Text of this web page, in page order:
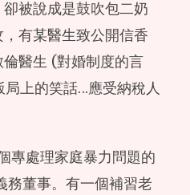
被說成是鼓吹包二奶
有某醫生致公開信香
醫生 (對婚制度的言
上的笑話…應受納稅人
專處理家庭暴力問題的
務董事。有一個補習老